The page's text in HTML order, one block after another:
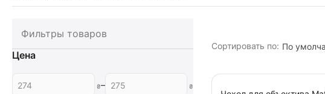
Сортировать по: По
Фильтры товаров
Цена
₴– ₴